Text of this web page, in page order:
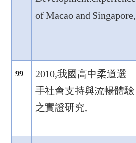
of Macao and Singapore,
99 2010,我國高中柔道選
手社會支持與流暢體驗
之實證研究,